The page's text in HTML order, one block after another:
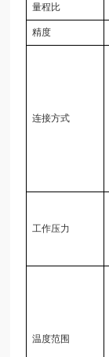
量程比
精度
连接方式
工作压力
温度范围